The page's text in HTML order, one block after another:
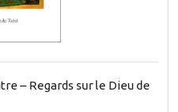
– Regards sur le Dieu de